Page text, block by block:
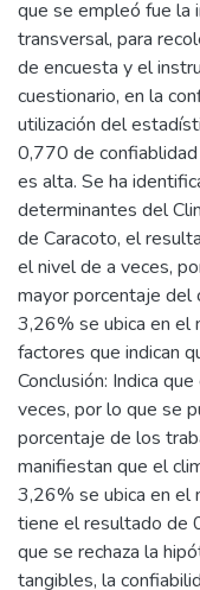
que se empleó fue la
transversal, para
de encuesta y el
cuestionario, en la
utilización del
0,770 de
es alta. Se ha
determinantes del
de Caracoto, el
el nivel de a veces,
mayor porcentaje del
3,26% se ubica en el
factores que indican
Conclusión: Indica
veces, por lo que se
porcentaje de los
manifiestan que el
3,26% se ubica en el
tiene el resultado de
que se rechaza la
tangibles, la